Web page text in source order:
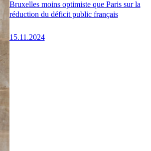
Bruxelles moins optimiste que Paris sur la
réduction du déficit public français
15.11.2024